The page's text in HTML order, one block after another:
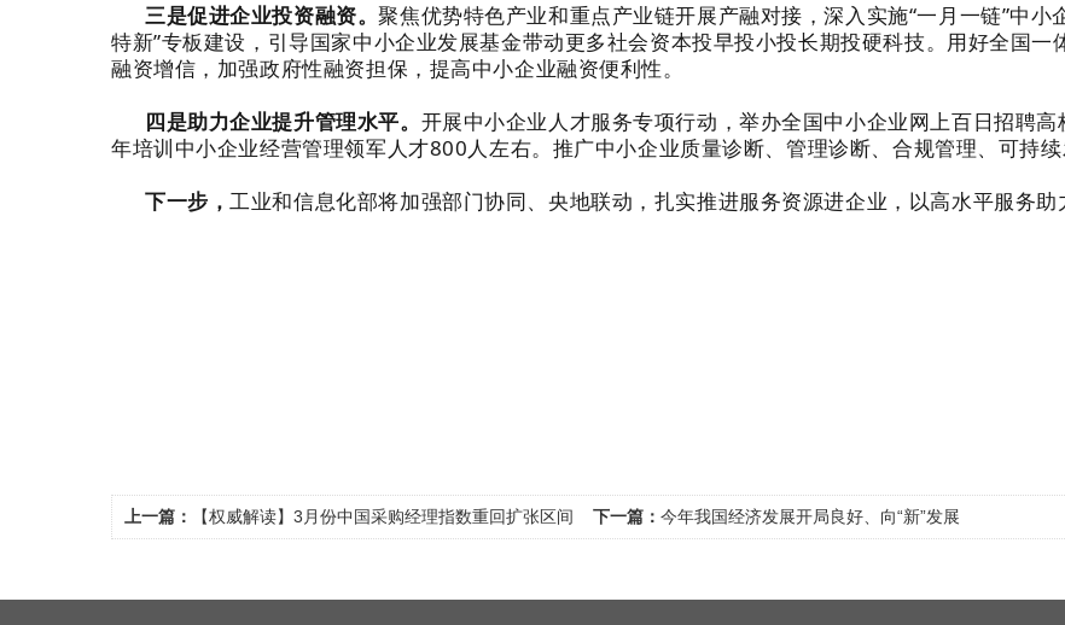
三是促进企业投资融资。聚焦优势特色产业和重点产业链开展产融对接，深入实施“一月一链”中
特新”专板建设，引导国家中小企业发展基金带动更多社会资本投早投小投长期投硬科技。用好全国
融资增信，加强政府性融资担保，提高中小企业融资便利性。
四是助力企业提升管理水平。 开展中小企业人才服务专项行动，举办全国中小企业网上百日招聘
年培训中小企业经营管理领军人才800人左右。推广中小企业质量诊断、管理诊断、合规管理、可持
下一步，工业和信息化部将加强部门协同、央地联动，扎实推进服务资源进企业，以高水平服务助
上一篇： 【权威解读】3月份中国采购经理指数重回扩张区间 下一篇： 今年我国经济发展开局良好、向“新”发展